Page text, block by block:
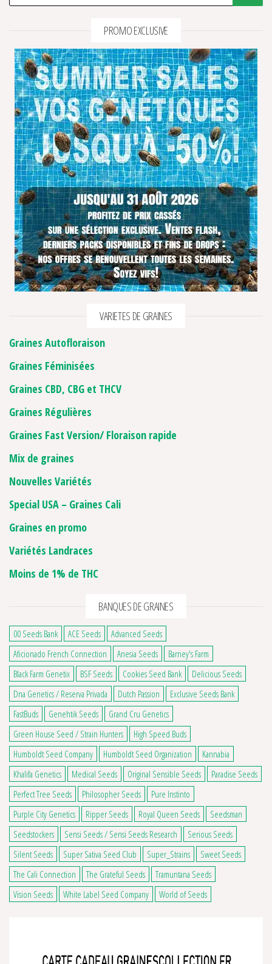
PROMO EXCLUSIVE
VARIETES DE GRAINES
Graines Autofloraison
Graines Féminisées
Graines CBD, CBG et THCV
Graines Régulières
Graines Fast Version/ Floraison rapide
Mix de graines
Nouvelles Variétés
Special USA – Graines Cali
Graines en promo
Variétés Landraces
Moins de 1% de THC
BANQUES DE GRAINES
00 Seeds Bank ACE Seeds
Advanced Seeds
Aficionado French Connection
Anesia Seeds
Barney's Farm
Black Farm Genetix
BSF Seeds Cookies Seed Bank
Delicious Seeds
Dna Genetics / Reserva Privada
Dutch Passion
Exclusive Seeds Bank
FastBuds
Genehtik Seeds
Grand Cru Genetics
Green House Seed / Strain Hunters
High Speed Buds
Humboldt Seed Company
Humboldt Seed Organization
Kannabia
Khalifa Genetics
Medical Seeds Original Sensible Seeds
Paradise Seeds
Perfect Tree Seeds
Philosopher Seeds
Pure Instinto
Purple City Genetics
Ripper Seeds Royal Queen Seeds
Seedsman
Seedstockers
Sensi Seeds / Sensi Seeds Research
Serious Seeds
Silent Seeds
Super Sativa Seed Club Super_Strains
Sweet Seeds
The Cali Connection
The Grateful Seeds
Tramuntana Seeds
Vision Seeds
White Label Seed Company World of Seeds